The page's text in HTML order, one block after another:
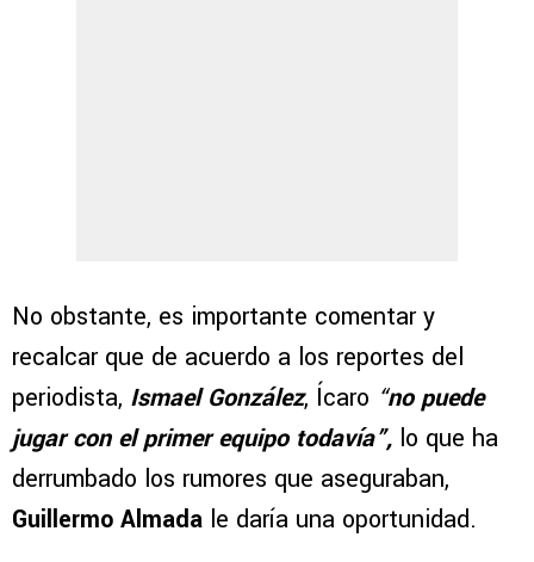
No obstante, es importante comentar y
recalcar que de acuerdo a los reportes del
periodista, Ismael González, Ícaro “no puede
jugar con el primer equipo todavía”, lo que ha
derrumbado los rumores que aseguraban,
Guillermo Almada le daría una oportunidad.